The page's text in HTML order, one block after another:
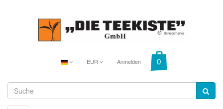
EUR Anmelden